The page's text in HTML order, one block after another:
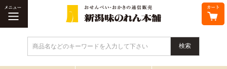
商品名などのキーワードを入力して下さい